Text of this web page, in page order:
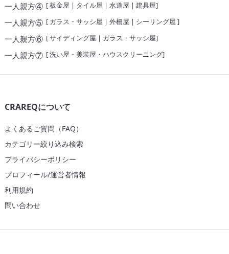
一人親方④[板金屋 | タイル屋 | 水道屋 | 建具屋]
一人親方⑤[ ガラス・サッシ屋 | 外柵屋 | シーリング屋 ]
一人親方⑥[サイディング屋 | ガラス・サッシ屋]
一人親方⑦[洗い屋・美装屋・ハウスクリーニング]
CRAREQについて
よくあるご質問（FAQ）
カテゴリー絞り込み検索
プライバシーポリシー
プロフィール/運営者情報
利用規約
問い合わせ